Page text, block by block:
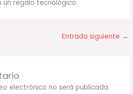
regalo tecnológico.
Entrada siguiente →
electrónico no será publicada.